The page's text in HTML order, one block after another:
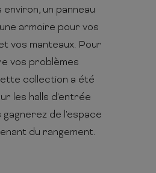
un panneau
armoire pour vos
vos manteaux. Pour
vos problèmes
collection a été
les halls d'entrée
de l'espace
du rangement.